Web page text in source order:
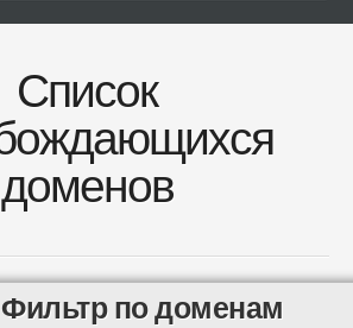
Список
доменов
Фильтр по доменам